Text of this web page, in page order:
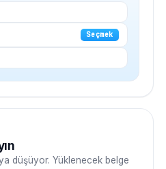
Seçmek
düşüyor. Yüklenecek belge